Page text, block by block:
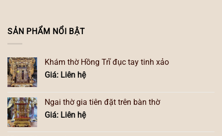
SẢN PHẨM NỔI BẬT
Khám thờ Hồng Trĩ đục tay tinh xảo
Giá: Liên hệ
Ngai thờ gia tiên đặt trên bàn thờ
Giá: Liên hệ